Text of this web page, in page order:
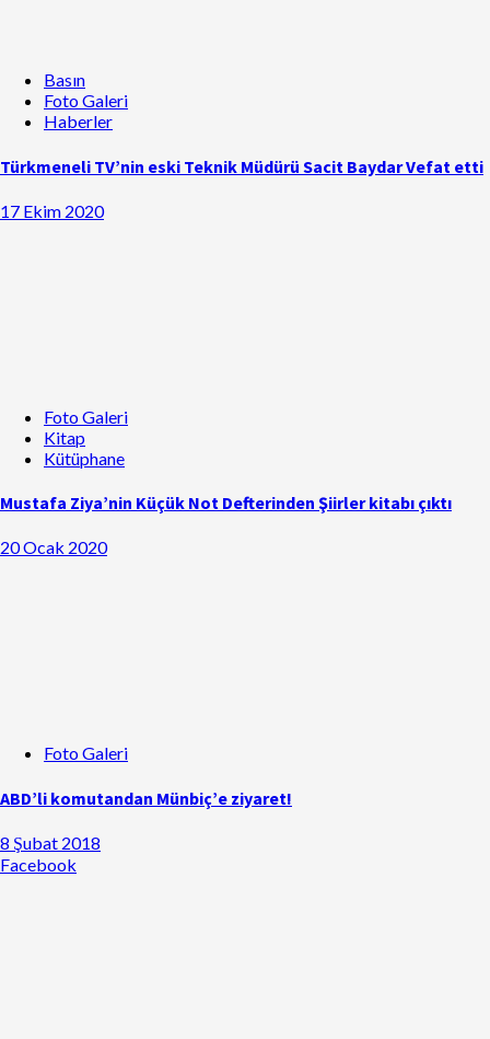
Basın
Foto Galeri
Haberler
Türkmeneli TV’nin eski Teknik Müdürü Sacit Baydar Vefat etti
17 Ekim 2020
Foto Galeri
Kitap
Kütüphane
Mustafa Ziya’nin Küçük Not Defterinden Şiirler kitabı çıktı
20 Ocak 2020
Foto Galeri
ABD’li komutandan Münbiç’e ziyaret!
8 Şubat 2018
Facebook